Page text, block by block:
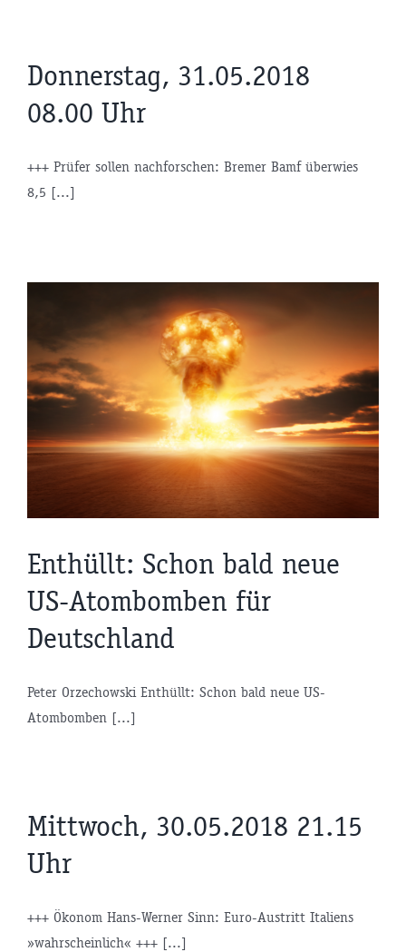
Donnerstag, 31.05.2018
08.00 Uhr
+++ Prüfer sollen nachforschen: Bremer Bamf überwies
8,5 [...]
Enthüllt: Schon bald neue
US-Atombomben für
Deutschland
Peter Orzechowski Enthüllt: Schon bald neue US-
Atombomben [...]
Mittwoch, 30.05.2018 21.15
Uhr
+++ Ökonom Hans-Werner Sinn: Euro-Austritt Italiens
»wahrscheinlich« +++ [...]